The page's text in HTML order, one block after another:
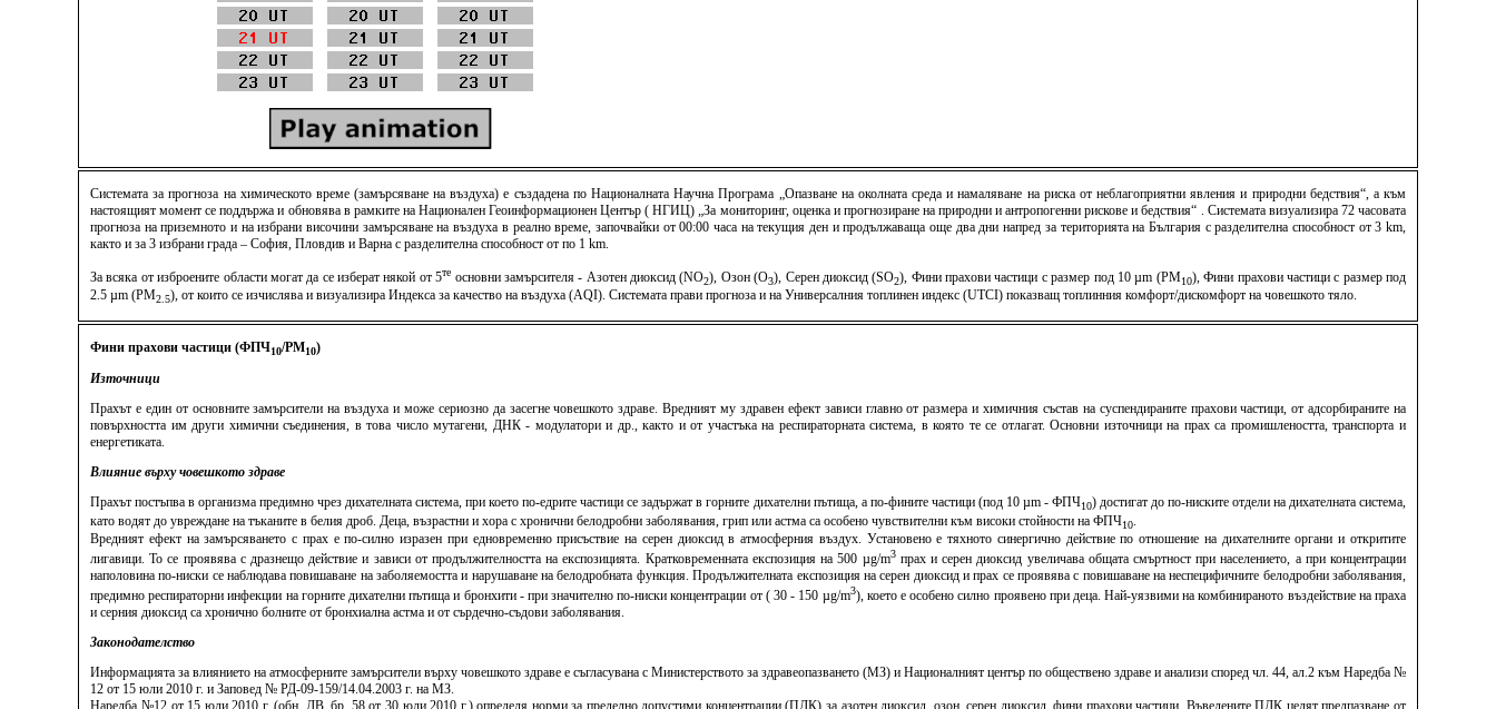
Системата за прогноза на химическото време (замърсяване на въздуха) е създадена по Националната Научна Програма „Опазване на околната среда и намаляване на риска от неблагоприятни явления и природни бедствия“, а към
настоящият момент се поддържа и обновява в рамките на Национален Геоинформационен Център ( НГИЦ) „За мониторинг, оценка и прогнозиране на природни и антропогенни рискове и бедствия“ . Системата визуализира 72 часовата
прогноза на приземното и на избрани височини замърсяване на въздуха в реално време, започвайки от 00:00 часа на текущия ден и продължаваща още два дни напред за територията на България с разделителна способност от 3 km,
както и за 3 избрани града – София, Пловдив и Варна с разделителна способност от по 1 km.
За всяка от изброените области могат да се изберат някой от 5те основни замърсителя - Азотен диоксид (NO2), Озон (O3), Серен диоксид (SO2), Фини прахови частици с размер под 10 µm (PM10), Фини прахови частици с размер под
2.5 µm (PM2.5), от които се изчислява и визуализира Индекса за качество на въздуха (AQI). Системата прави прогноза и на Универсалния топлинен индекс (UTCI) показващ топлинния комфорт/дискомфорт на човешкото тяло.
Фини прахови частици (ФПЧ10/PM10)
Източници
Прахът е един от основните замърсители на въздуха и може сериозно да засегне човешкото здраве. Вредният му здравен ефект зависи главно от размера и химичния състав на суспендираните прахови частици, от адсорбираните на
повърхността им други химични съединения, в това число мутагени, ДНК - модулатори и др., както и от участъка на респираторната система, в която те се отлагат. Основни източници на прах са промишлеността, транспорта и
енергетиката.
Влияние върху човешкото здраве
Прахът постъпва в организма предимно чрез дихателната система, при което по-едрите частици се задържат в горните дихателни пътища, а по-фините частици (под 10 µm - ФПЧ10) достигат до по-ниските отдели на дихателната система,
като водят до увреждане на тъканите в белия дроб. Деца, възрастни и хора с хронични белодробни заболявания, грип или астма са особено чувствителни към високи стойности на ФПЧ10
Вредният ефект на замърсяването с прах е по-силно изразен при едновременно присъствие на серен диоксид в атмосферния въздух. Установено е тяхното синергично действие по отношение на дихателните органи и откритите
лигавици. То се проявява с дразнещо действие и зависи от продължителността на експозицията. Кратковременната експозиция на 500 µg/m3прах и серен диоксид увеличава общата смъртност при населението, а при концентрации
наполовина по-ниски се наблюдава повишаване на заболяемостта и нарушаване на белодробната функция. Продължителната експозиция на серен диоксид и прах се проявява с повишаване на неспецифичните белодробни заболявания,
предимно респираторни инфекции на горните дихателни пътища и бронхити - при значително по-ниски концентрации от ( 30 - 150 µg/m3), което е особено силно проявено при деца. Най-уязвими на комбинираното въздействие на праха
и серния диоксид са хронично болните от бронхиална астма и от сърдечно-съдови заболявания.
Законодателство
Информацията за влиянието на атмосферните замърсители върху човешкото здраве е съгласувана с Министерството за здравеопазването (МЗ) и Националният център по обществено здраве и анализи според чл. 44, ал.2 към Наредба №
12 от 15 юли 2010 г. и Заповед № РД-09-159/14.04.2003 г. на МЗ.
Наредба №12 от 15 юли 2010 г. (обн. ДВ, бр. 58 от 30 юли 2010 г.) определя норми за пределно допустими концентрации (ПДК) за азотен диоксид, озон, серен диоксид, фини прахови частици. Въведените ПДК целят предпазване от